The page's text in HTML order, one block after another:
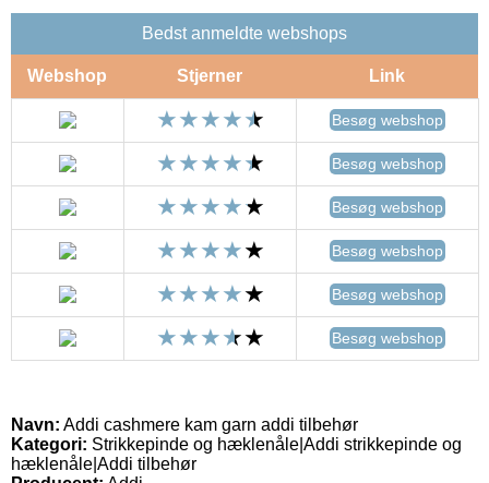
Bedst anmeldte webshops
Webshop Stjerner Link
Besøg webshop
Besøg webshop
Besøg webshop
Besøg webshop
Besøg webshop
Besøg webshop
Navn: Addi cashmere kam garn addi tilbehør
Kategori: Strikkepinde og hæklenåle|Addi strikkepinde og
hæklenåle|Addi tilbehør